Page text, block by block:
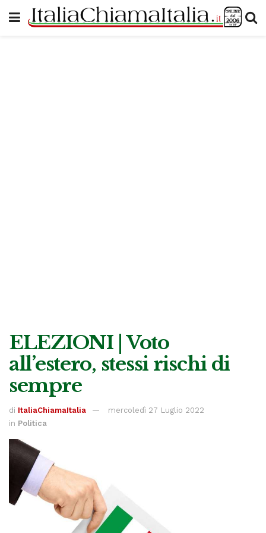
ELEZIONI | Voto
all’estero, stessi rischi di
sempre
di ItaliaChiamaItalia
mercoledì 27 Luglio 2022
in Politica